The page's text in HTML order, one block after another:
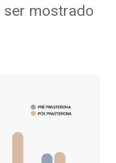
mostrado